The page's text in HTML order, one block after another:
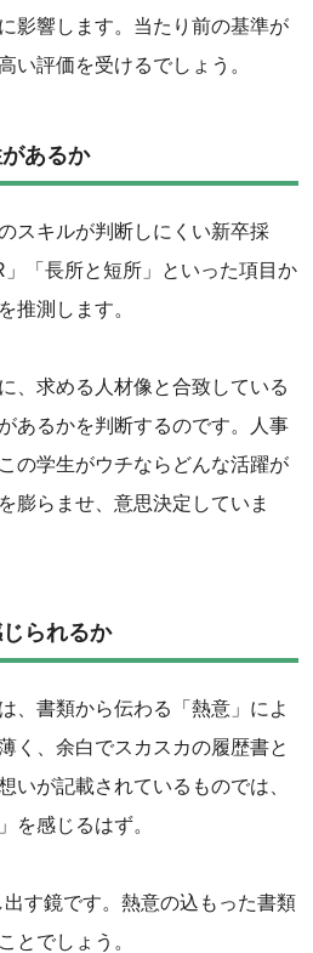
影響します。当たり前の基準が
い評価を受けるでしょう。
あるか
スキルが判断しにくい新卒採
「長所と短所」といった項目か
推測します。
、求める人材像と合致している
あるかを判断するのです。人事
の学生がウチならどんな活躍が
膨らませ、意思決定していま
られるか
、書類から伝わる「熱意」によ
く、余白でスカスカの履歴書と
いが記載されているものでは、
を感じるはず。
す鏡です。熱意の込もった書類
とでしょう。